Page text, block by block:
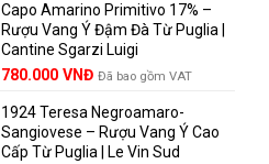
Capo Amarino Primitivo 17% –
Rượu Vang Ý Đậm Đà Từ Puglia |
Cantine Sgarzi Luigi
Giá
là:
858.000 VNĐ.
780.000 VNĐGiá
tại
là:
780.000 VNĐ.
Đã bao gồm VAT
1924 Teresa Negroamaro-
Sangiovese – Rượu Vang Ý Cao
Cấp Từ Puglia | Le Vin Sud